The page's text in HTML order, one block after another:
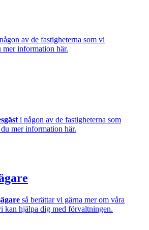
av de fastigheterna som vi
information här.
i någon av de fastigheterna som
mer information här.
så berättar vi gärna mer om våra
kan hjälpa dig med förvaltningen.